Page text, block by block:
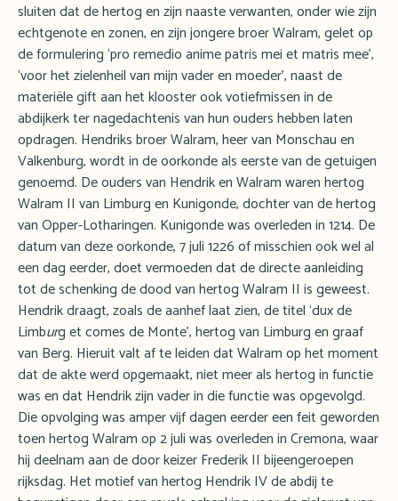
sluiten dat de hertog en zijn naaste verwanten, onder wie zijn
echtgenote en zonen, en zijn jongere broer Walram, gelet op
de formulering ‘pro remedio anime patris mei et matris mee’,
‘voor het zielenheil van mijn vader en moeder’, naast de
materiële gift aan het klooster ook votiefmissen in de
abdijkerk ter nagedachtenis van hun ouders hebben laten
opdragen. Hendriks broer Walram, heer van Monschau en
Valkenburg, wordt in de oorkonde als eerste van de getuigen
genoemd. De ouders van Hendrik en Walram waren hertog
Walram II van Limburg en Kunigonde, dochter van de hertog
van Opper-Lotharingen. Kunigonde was overleden in 1214. De
datum van deze oorkonde, 7 juli 1226 of misschien ook wel al
een dag eerder, doet vermoeden dat de directe aanleiding
tot de schenking de dood van hertog Walram II is geweest.
Hendrik draagt, zoals de aanhef laat zien, de titel ‘dux de
Limburg et comes de Monte’, hertog van Limburg en graaf
van Berg. Hieruit valt af te leiden dat Walram op het moment
dat de akte werd opgemaakt, niet meer als hertog in functie
was en dat Hendrik zijn vader in die functie was opgevolgd.
Die opvolging was amper vijf dagen eerder een feit geworden
toen hertog Walram op 2 juli was overleden in Cremona, waar
hij deelnam aan de door keizer Frederik II bijeengeroepen
rijksdag. Het motief van hertog Hendrik IV de abdij te